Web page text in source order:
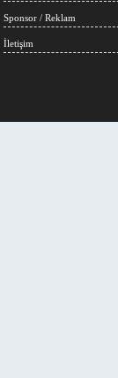
Sponsor / Reklam
İletişim